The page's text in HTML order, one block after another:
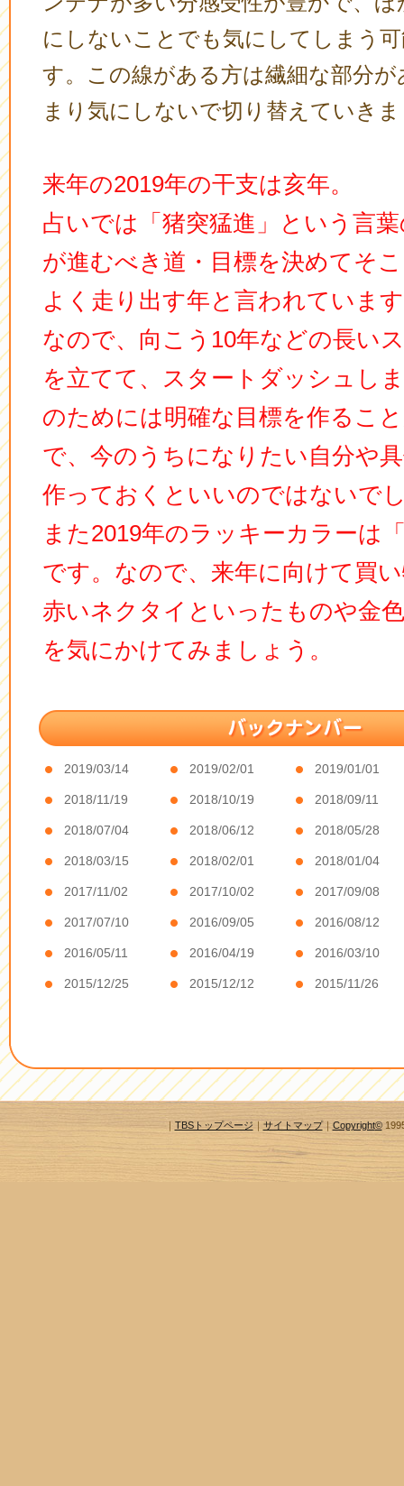
にしないことでも気にしてしまう
す。この線がある方は繊細な部分
まり気にしないで切り替えていき
来年の2019年の干支は亥年。
占いでは「猪突猛進」という言
が進むべき道・目標を決めてそ
よく走り出す年と言われていま
なので、向こう10年などの長い
を立てて、スタートダッシュし
のためには明確な目標を作るこ
で、今のうちになりたい自分や
作っておくといいのではないで
また2019年のラッキーカラーは
です。なので、来年に向けて買
赤いネクタイといったものや金
を気にかけてみましょう。
2019/03/14 2019/02/01 2019/01/01
2018/11/19 2018/10/19 2018/09/11
2018/07/04 2018/06/12 2018/05/28
2018/03/15 2018/02/01 2018/01/04
2017/11/02 2017/10/02 2017/09/08
2017/07/10 2016/09/05 2016/08/12
2016/05/11 2016/04/19 2016/03/10
2015/12/25 2015/12/12 2015/11/26
｜ TBSトップページ ｜ サイトマップ｜ Copyright©